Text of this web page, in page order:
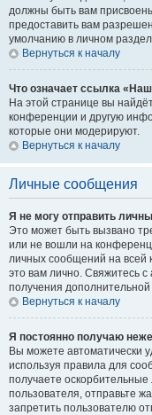
должны быть вам
предоставить вам
умолчанию в личном
Вернуться к началу
Что означает ссылка
На этой странице вы
конференции и другую
которые они модерируют.
Вернуться к началу
Личные сообщения
Я не могу отправить
Это может быть вызвано
или не вошли на
личных сообщений на всей
это вам лично. Свяжитесь
получения
Вернуться к началу
Я постоянно получаю
Вы можете автоматически
используя правила для
получаете
пользователя, отправьте
запретить пользователю